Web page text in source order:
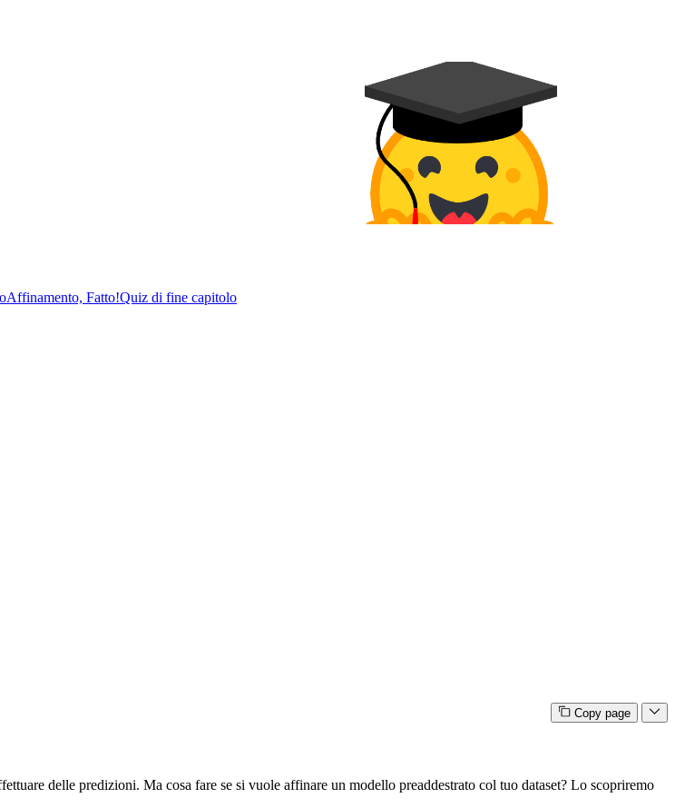
Affinamento, Fatto!Quiz di fine capitolo
Copy page
delle predizioni. Ma cosa fare se si vuole affinare un modello preaddestrato col tuo dataset? Lo scopriremo